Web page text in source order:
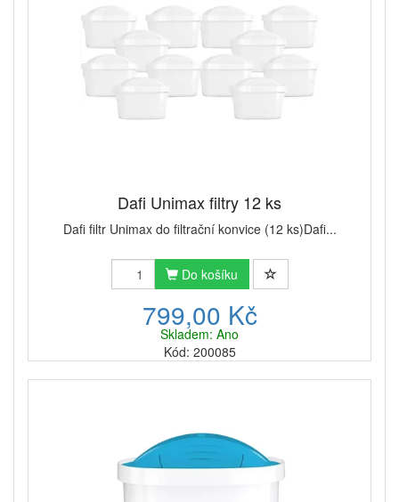
Dafi Unimax filtry 12 ks
Dafi filtr Unimax do filtrační konvice (12 ks)Dafi...
Do košíku
799,00 Kč
Skladem: Ano
Kód: 200085